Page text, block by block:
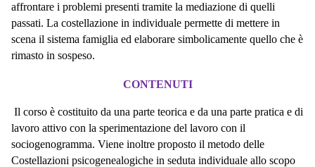
affrontare i problemi presenti tramite la mediazione di quelli
passati. La costellazione in individuale permette di mettere in
scena il sistema famiglia ed elaborare simbolicamente quello che è
rimasto in sospeso.
CONTENUTI
Il corso è costituito da una parte teorica e da una parte pratica e di
lavoro attivo con la sperimentazione del lavoro con il
sociogenogramma. Viene inoltre proposto il metodo delle
Costellazioni psicogenealogiche in seduta individuale allo scopo